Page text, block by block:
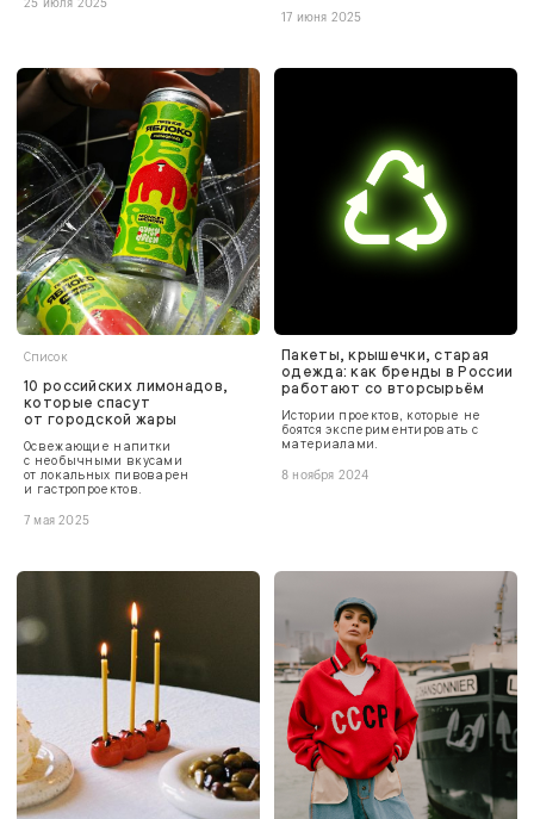
25 июля 2025
17 июня 2025
Список
10 российских лимонадов,
которые спасут
от городской жары
Освежающие напитки
с необычными вкусами
от локальных пивоварен
и гастропроектов.
7 мая 2025
Пакеты, крышечки, старая
одежда: как бренды в России
работают со вторсырьём
Истории проектов, которые не
боятся экспериментировать с
материалами.
8 ноября 2024